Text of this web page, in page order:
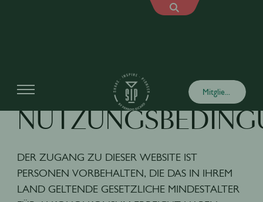
Mitglied werden
ALLGEMEINE
DER ZUGANG ZU DIESER WEBSITE IST
PERSONEN VORBEHALTEN, DIE DAS IN IHREM
LAND GELTENDE GESETZLICHE MINDESTALTER